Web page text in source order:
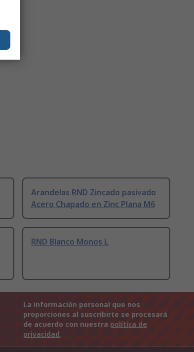
Arandelas RND Zincado pasivado
Acero Chapado en Zinc Plana M6
RND Blanco Monos L
La información personal que nos
proporciones al suscribirte se procesará
de acuerdo con nuestra política de
privacidad.